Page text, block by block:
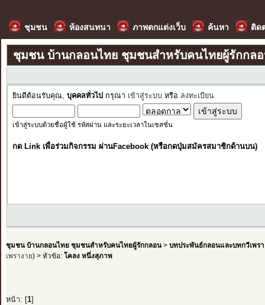
ชุมชน ห้องสนทนา ภาพตกแต่งเว็บ ค้นหา ติด
ชุมชน บ้านกลอนไทย ชุมชนสำหรับคนไทยผู้รักกล
ยินดีต้อนรับคุณ, บุคคลทั่วไป กรุณา เข้าสู่ระบบ หรือ ลงทะเบียน
เข้าสู่ระบบด้วยชื่อผู้ใช้ รหัสผ่าน และระยะเวลาในเซสชั่น
กด Link เพื่อร่วมกิจกรรม ผ่านFacebook (หรือกดปุ่มสมัครสมาชิกด้านบน)
ชุมชน บ้านกลอนไทย ชุมชนสำหรับคนไทยผู้รักกลอน> บทประพันธ์กลอนและบทกวีเพรา
เพรางาย) > หัวข้อ: โคลง หนึ่งสุภาพ
หน้า: [ 1]